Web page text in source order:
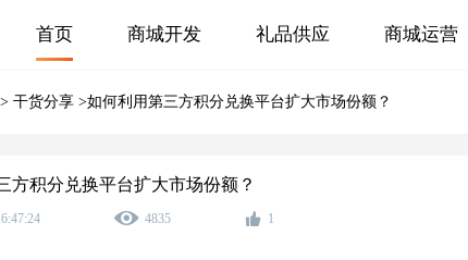
首页 商城开发 礼品供应 商城运营
> 干货分享 >如何利用第三方积分兑换平台扩大市场份额？
方积分兑换平台扩大市场份额？
4835 1